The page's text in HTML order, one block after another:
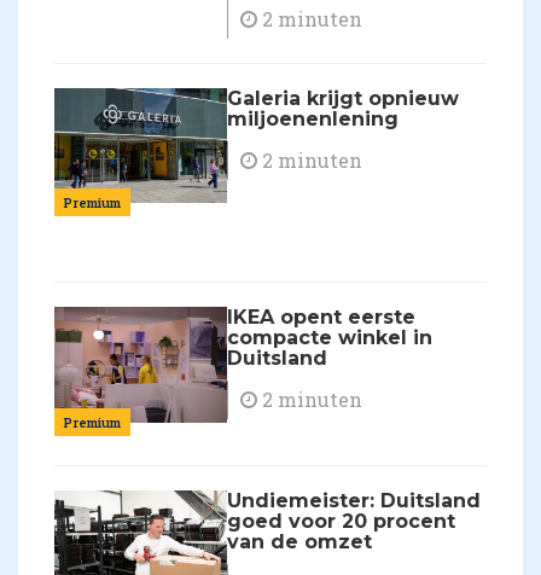
2 minuten
Premium
Galeria krijgt opnieuw
miljoenenlening
2 minuten
Premium
IKEA opent eerste
compacte winkel in
Duitsland
2 minuten
Undiemeister: Duitsland
goed voor 20 procent
van de omzet